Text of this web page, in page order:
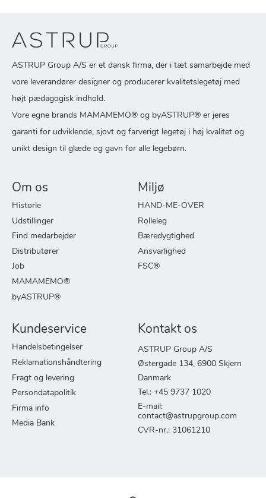
ASTRUP Group A/S er et dansk firma, der i tæt samarbejde med
vore leverandører designer og producerer kvalitetslegetøj med
højt pædagogisk indhold.
Vore egne brands MAMAMEMO® og byASTRUP® er jeres
garanti for udviklende, sjovt og farverigt legetøj i høj kvalitet og
unikt design til glæde og gavn for alle legebørn.
Om os
Historie
Udstillinger
Find medarbejder
Distributører
Job
MAMAMEMO®
byASTRUP®
Miljø
HAND-ME-OVER
Rolleleg
Bæredygtighed
Ansvarlighed
FSC®
Kundeservice
Handelsbetingelser
Reklamationshåndtering
Fragt og levering
Persondatapolitik
Firma info
Media Bank
Kontakt os
ASTRUP Group A/S
Østergade 134, 6900 Skjern
Danmark
Tel.: +45 9737 1020
E-mail:
contact@astrupgroup.com
CVR-nr.: 31061210